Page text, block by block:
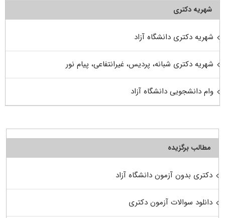
شهریه دکتری
شهریه دکتری دانشگاه آزاد
شهریه دکتری شبانه، پردیس، غیرانتفاعی، پیام نور
وام دانشجویی دانشگاه آزاد
مطالب برگزیده
دکتری بدون آزمون دانشگاه آزاد
دانلود سوالات آزمون دکتری